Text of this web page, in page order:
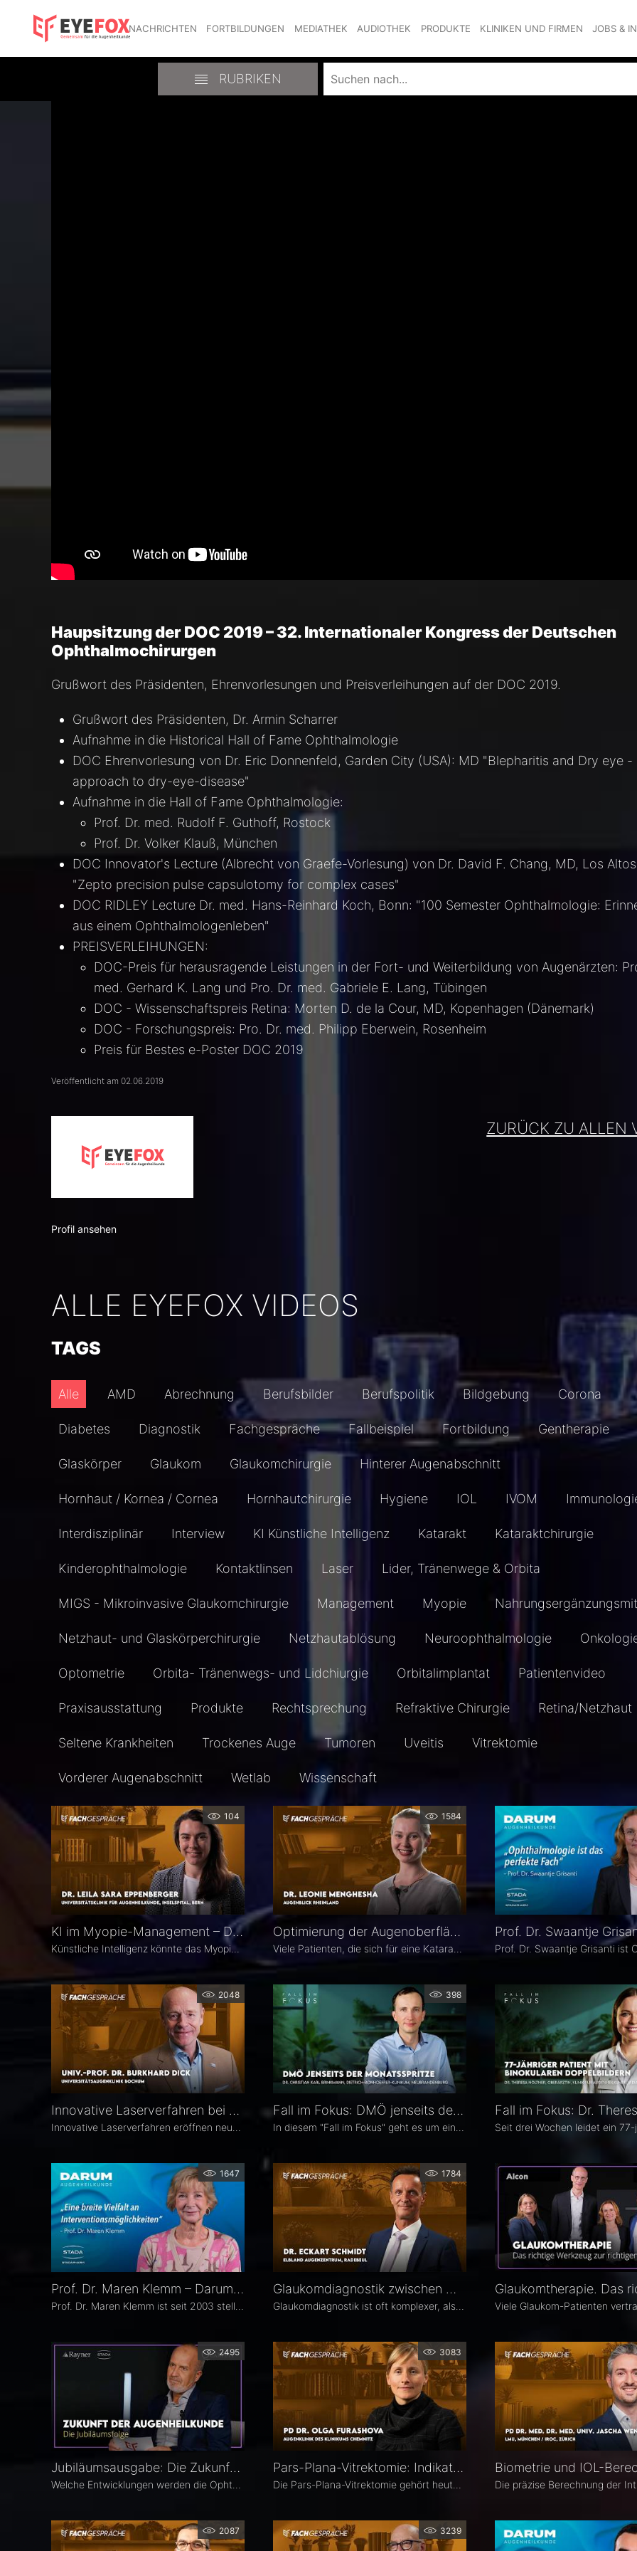
NACHRICHTEN FORTBILDUNGEN MEDIATHEK AUDIOTHEK PRODUKTE KLINIKEN UND FIRMEN JOBS &
RUBRIKEN
Haupsitzung der DOC 2019 – 32. Internationaler Kongress der Deutschen
Ophthalmochirurgen
Grußwort des Präsidenten, Ehrenvorlesungen und Preisverleihungen auf der DOC 2019.
Grußwort des Präsidenten, Dr. Armin Scharrer
Aufnahme in die Historical Hall of Fame Ophthalmologie
DOC Ehrenvorlesung von Dr. Eric Donnenfeld, Garden City (USA): MD "Blepharitis and Dry eye -
approach to dry-eye-disease"
Aufnahme in die Hall of Fame Ophthalmologie:
Prof. Dr. med. Rudolf F. Guthoff, Rostock
Prof. Dr. Volker Klauß, München
DOC Innovator's Lecture (Albrecht von Graefe-Vorlesung) von Dr. David F. Chang, MD, Los
"Zepto precision pulse capsulotomy for complex cases"
DOC RIDLEY Lecture Dr. med. Hans-Reinhard Koch, Bonn: "100 Semester Ophthalmologie:
aus einem Ophthalmologenleben"
PREISVERLEIHUNGEN:
DOC-Preis für herausragende Leistungen in der Fort- und Weiterbildung von Augenärzten:
med. Gerhard K. Lang und Pro. Dr. med. Gabriele E. Lang, Tübingen
DOC - Wissenschaftspreis Retina: Morten D. de la Cour, MD, Kopenhagen (Dänemark)
DOC - Forschungspreis: Pro. Dr. med. Philipp Eberwein, Rosenheim
Preis für Bestes e-Poster DOC 2019
Veröffentlicht am 02.06.2019
Profil ansehen
ZURÜCK ZU ALLEN
ALLE EYEFOX VIDEOS
TAGS
Alle AMD Abrechnung Berufsbilder Berufspolitik Bildgebung Corona
Diabetes Diagnostik Fachgespräche Fallbeispiel Fortbildung Gentherapie
Glaskörper Glaukom Glaukomchirurgie Hinterer Augenabschnitt
Hornhaut / Kornea / Cornea Hornhautchirurgie Hygiene IOL IVOM
Interdisziplinär Interview KI Künstliche Intelligenz Katarakt Kataraktchirurgie
Kinderophthalmologie Kontaktlinsen Laser Lider, Tränenwege & Orbita
MIGS - Mikroinvasive Glaukomchirurgie Management Myopie
Netzhaut- und Glaskörperchirurgie Netzhautablösung Neuroophthalmologie
Optometrie Orbita- Tränenwegs- und Lidchiurgie Orbitalimplantat Patientenvideo
Praxisausstattung Produkte Rechtsprechung Refraktive Chirurgie Retina/Netzhaut
Seltene Krankheiten Trockenes Auge Tumoren Uveitis Vitrektomie
Vorderer Augenabschnitt Wetlab Wissenschaft
104
KI im Myopie-Management – Dr. Leila Sara Eppenberger
1584
Optimierung der Augenoberfläche vor Katarakt- und Refraktiver Operation – Dr. Leonie Menghesha
2048
Innovative Laserverfahren bei Katarakt und Glaukom – Univ.-Prof. Dr. Burkhard Dick
398
Fall im Fokus: DMÖ jenseits der Monatsspritze – Dr. Christian Karl Brinkmann
1647
Prof. Dr. Maren Klemm – Darum Augenheilkunde
1784
Glaukomdiagnostik zwischen OCT, Augeninnendruck und Gesichtsfeld – Dr. Eckart Schmidt
2495
Jubiläumsausgabe: Die Zukunft der Augenheilkunde – Das 25. Ophthalmologische Quartett
3083
Pars-Plana-Vitrektomie: Indikation, Timing und Technik – PD Dr. Olga Furashova
2087 3239